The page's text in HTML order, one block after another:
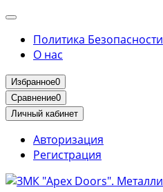
Политика Безопасности
О нас
Избранное0
Сравнение0
Личный кабинет
Авторизация
Регистрация